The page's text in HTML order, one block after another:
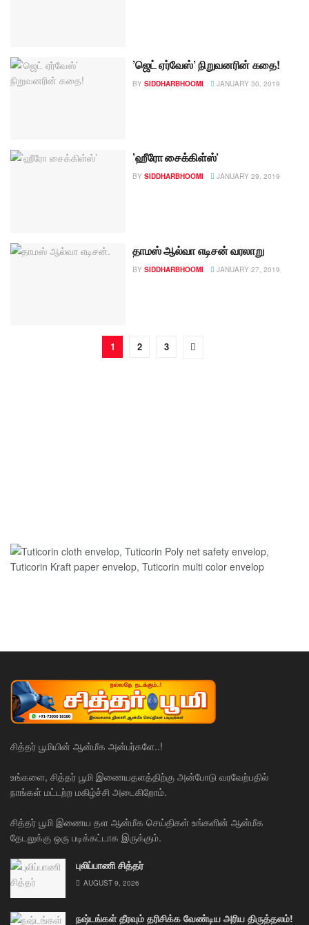
’ஜெட் ஏர்வேஸ்’ நிறுவனரின் கதை!
BY SIDDHARBHOOMI JANUARY 30, 2019
’ஹீரோ சைக்கிள்ஸ்’
BY SIDDHARBHOOMI JANUARY 29, 2019
தாமஸ் ஆல்வா எடிசன் வரலாறு
BY SIDDHARBHOOMI JANUARY 27, 2019
1 2 3
சித்தர் பூமியின் ஆன்மீக அன்பர்களே..!
உங்களை, சித்தர் பூமி இணையதளத்திற்கு அன்போடு வரவேற்பதில்
நாங்கள் மட்டற்ற மகிழ்ச்சி அடைகிறோம்.
சித்தர் பூமி இணைய தள ஆன்மீக செய்திகள் உங்களின் ஆன்மீக
தேடலுக்கு ஒரு படிக்கட்டாக இருக்கும்.
புலிப்பாணி சித்தர்
AUGUST 9, 2026
நஷ்டங்கள் தீரவும் தரிசிக்க வேண்டிய அரிய திருத்தலம்!